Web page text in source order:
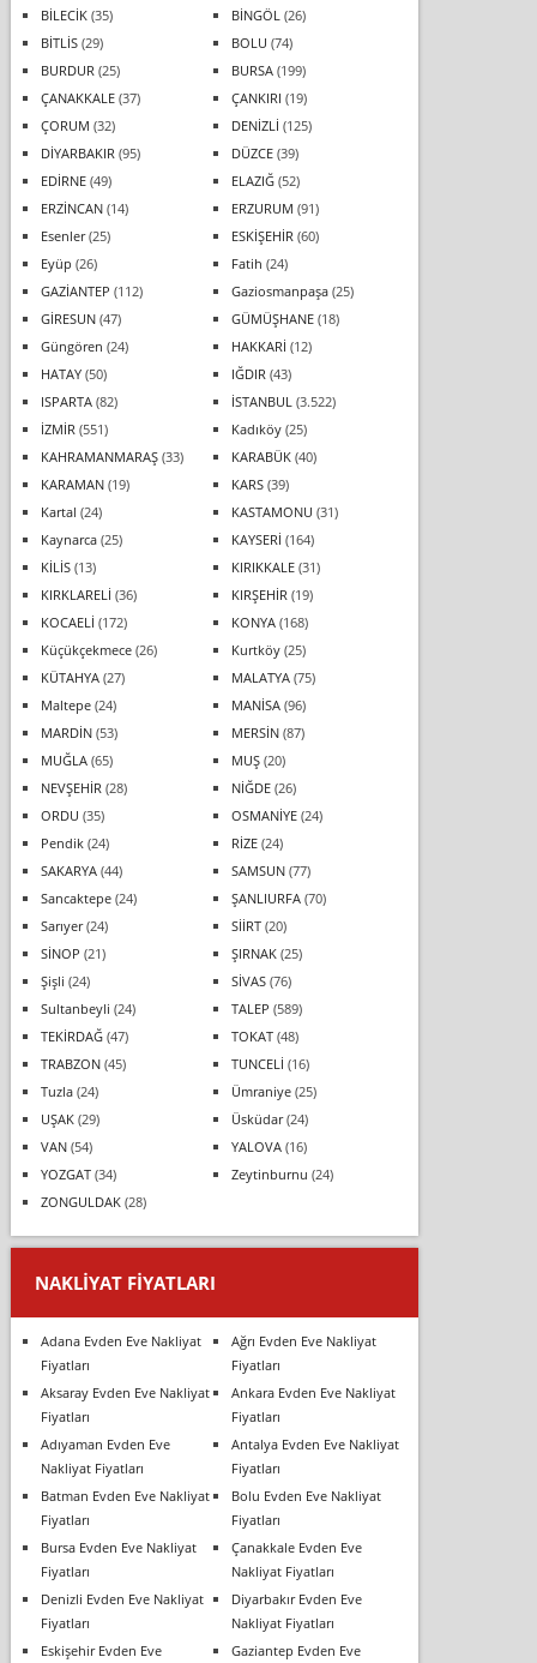
BİLECİK(35) BİNGÖL (26)
BİTLİS(29) BOLU (74)
BURDUR (25) BURSA(199)
ÇANAKKALE(37) ÇANKIRI (19)
ÇORUM (32) DENİZLİ (125)
DİYARBAKIR (95) DÜZCE(39)
EDİRNE(49) ELAZIĞ(52)
ERZİNCAN(14) ERZURUM (91)
Esenler(25) ESKİŞEHİR (60)
Eyüp (26) Fatih (24)
GAZİANTEP (112) Gaziosmanpaşa(25)
GİRESUN(47) GÜMÜŞHANE(18)
Güngören (24) HAKKARİ (12)
HATAY(50) IĞDIR (43)
ISPARTA(82) İSTANBUL (3.522)
İZMİR (551) Kadıköy(25)
KAHRAMANMARAŞ(33) KARABÜK(40)
KARAMAN(19) KARS(39)
Kartal (24) KASTAMONU (31)
Kaynarca(25) KAYSERİ (164)
KİLİS(13) KIRIKKALE(31)
KIRKLARELİ (36) KIRŞEHİR (19)
KOCAELİ (172) KONYA(168)
Küçükçekmece(26) Kurtköy(25)
KÜTAHYA(27) MALATYA(75)
Maltepe(24) MANİSA(96)
MARDİN(53) MERSİN(87)
MUĞLA(65) MUŞ(20)
NEVŞEHİR (28) NİĞDE(26)
ORDU (35) OSMANİYE(24)
Pendik(24) RİZE(24)
SAKARYA(44) SAMSUN(77)
Sancaktepe(24) ŞANLIURFA(70)
Sarıyer(24) SİİRT(20)
SİNOP (21) ŞIRNAK(25)
Şişli (24) SİVAS(76)
Sultanbeyli (24) TALEP (589)
TEKİRDAĞ(47) TOKAT(48)
TRABZON(45) TUNCELİ (16)
Tuzla(24) Ümraniye(25)
UŞAK(29) Üsküdar(24)
VAN(54) YALOVA(16)
YOZGAT(34) Zeytinburnu (24)
ZONGULDAK(28)
NAKLIYAT FIYATLARI
Adana Evden Eve Nakliyat
Fiyatları
Ağrı Evden Eve Nakliyat
Fiyatları
Aksaray Evden Eve Nakliyat
Fiyatları
Ankara Evden Eve Nakliyat
Fiyatları
Adıyaman Evden Eve
Nakliyat Fiyatları
Antalya Evden Eve Nakliyat
Fiyatları
Batman Evden Eve Nakliyat
Fiyatları
Bolu Evden Eve Nakliyat
Fiyatları
Bursa Evden Eve Nakliyat
Fiyatları
Çanakkale Evden Eve
Nakliyat Fiyatları
Denizli Evden Eve Nakliyat
Fiyatları
Diyarbakır Evden Eve
Nakliyat Fiyatları
Eskişehir Evden Eve
Gaziantep Evden Eve